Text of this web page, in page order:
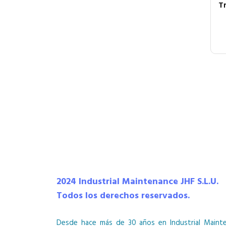
2024 Industrial Maintenance JHF S.L.U.
Todos los derechos reservados.
Desde hace más de 30 años en Industrial